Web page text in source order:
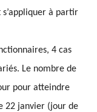
à partir
4 cas
Le nombre de
pour atteindre
22 janvier (jour de